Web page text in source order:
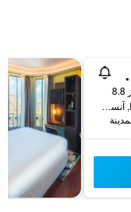
13 Rue Jean Mermoz, آنسي, إقليم سافوا العليا, فرنسا